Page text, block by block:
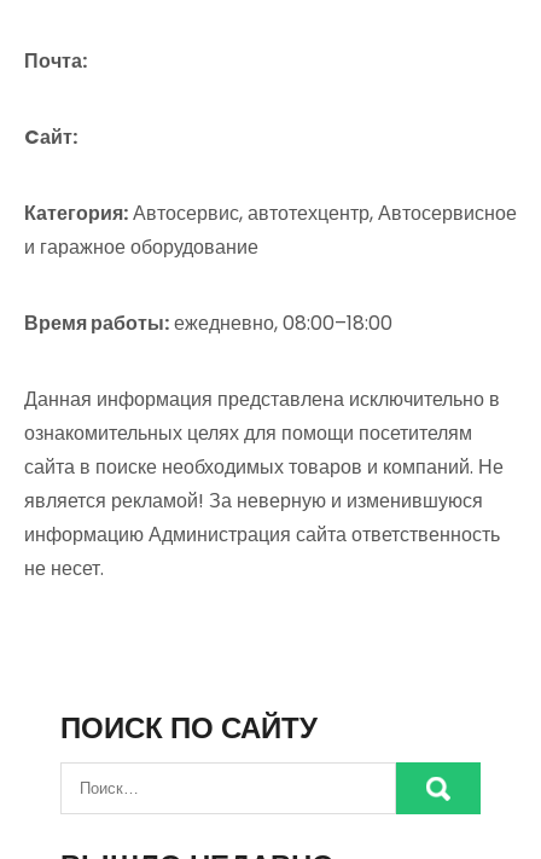
Почта:
Cайт:
Категория:Автосервис, автотехцентр, Автосервисное
и гаражное оборудование
Время работы:ежедневно, 08:00–18:00
Данная информация представлена исключительно в
ознакомительных целях для помощи посетителям
сайта в поиске необходимых товаров и компаний. Не
является рекламой! За неверную и изменившуюся
информацию Администрация сайта ответственность
не несет.
ПОИСК ПО САЙТУ